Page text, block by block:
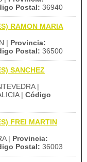
Postal: 36940
RAMON MARIA
| Provincia:
Postal: 36500
SANCHEZ
|
| Código
FREI MARTIN
| Provincia:
Postal: 36003